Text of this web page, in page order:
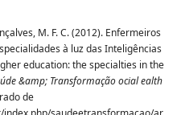
M. F. C. (2012). Enfermeiros
à luz das Inteligências
education: the specialties in the
&amp; Transformação ocial ealth
de